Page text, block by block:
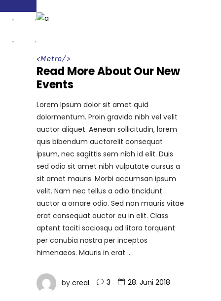
<Metro/>
Read More About Our New
Events
Lorem Ipsum dolor sit amet quid
dolormentum. Proin gravida nibh vel velit
auctor aliquet. Aenean sollicitudin, lorem
quis bibendum auctorelit consequat
ipsum, nec sagittis sem nibh id elit. Duis
sed odio sit amet nibh vulputate cursus a
sit amet mauris. Morbi accumsan ipsum
velit. Nam nec tellus a odio tincidunt
auctor a ornare odio. Sed non mauris vitae
erat consequat auctor eu in elit. Class
aptent taciti sociosqu ad litora torquent
per conubia nostra per inceptos
himenaeos. Mauris in erat
by creal 3 28. Juni 2018